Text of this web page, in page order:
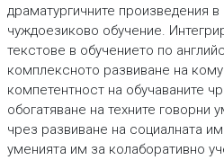
драматургичните произведения
чуждоезиково обучение.
текстове в обучението по
комплексното развиване на
компетентност на обучаваните
обогатяване на техните говорни
чрез развиване на социалната
уменията им за колаборативно